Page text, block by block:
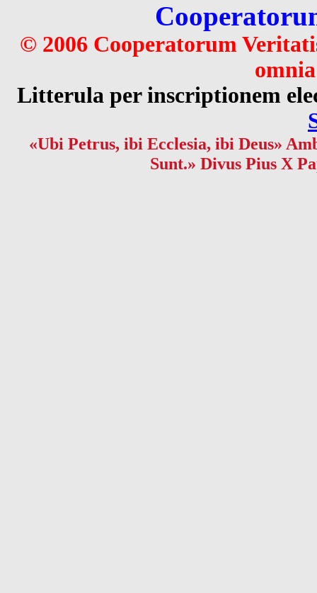
© 2006 Cooperatorum
Litterula per inscriptionem
«Ubi Petrus, ibi Ecclesia, ibi Deus»
Sunt.» Divus Pius X